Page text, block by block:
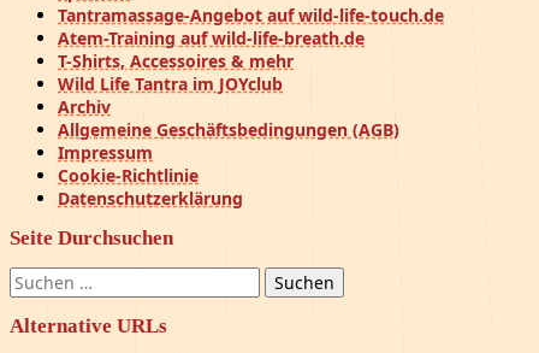
Tantramassage-Angebot auf wild-life-touch.de
Atem-Training auf wild-life-breath.de
T-Shirts, Accessoires & mehr
Wild Life Tantra im JOYclub
Archiv
Allgemeine Geschäftsbedingungen (AGB)
Impressum
Cookie-Richtlinie
Datenschutzerklärung
Seite Durchsuchen
Suchen
nach:
Alternative URLs